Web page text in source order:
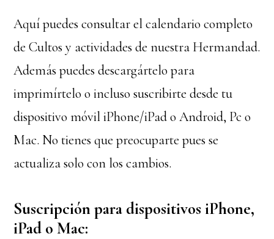
Aquí puedes consultar el calendario completo
de Cultos y actividades de nuestra Hermandad.
Además puedes descargártelo para
imprimírtelo o incluso suscribirte desde tu
dispositivo móvil iPhone/iPad o Android, Pc o
Mac. No tienes que preocuparte pues se
actualiza solo con los cambios.
Suscripción para dispositivos iPhone,
iPad o Mac: